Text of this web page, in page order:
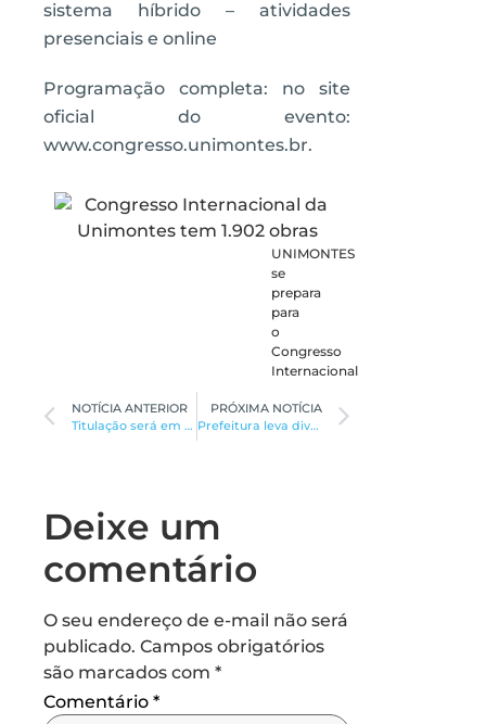
sistema híbrido – atividades
presenciais e online
Programação completa: no site
oficial do evento:
www.congresso.unimontes.br.
UNIMONTES
se
prepara
para
o
Congresso
Internacional
NOTÍCIA ANTERIOR
Titulação será em nome da mulher
PRÓXIMA NOTÍCIA
Prefeitura leva diversas ações de saúde à Praça das Tilápias
Deixe um
comentário
O seu endereço de e-mail não será
publicado. Campos obrigatórios
são marcados com *
Comentário *